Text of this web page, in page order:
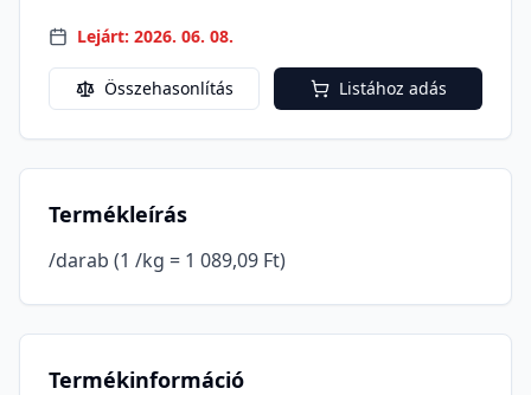
Lejárt: 2026. 06. 08.
Összehasonlítás Listához adás
Termékleírás
/darab (1 /kg = 1 089,09 Ft)
Termékinformáció